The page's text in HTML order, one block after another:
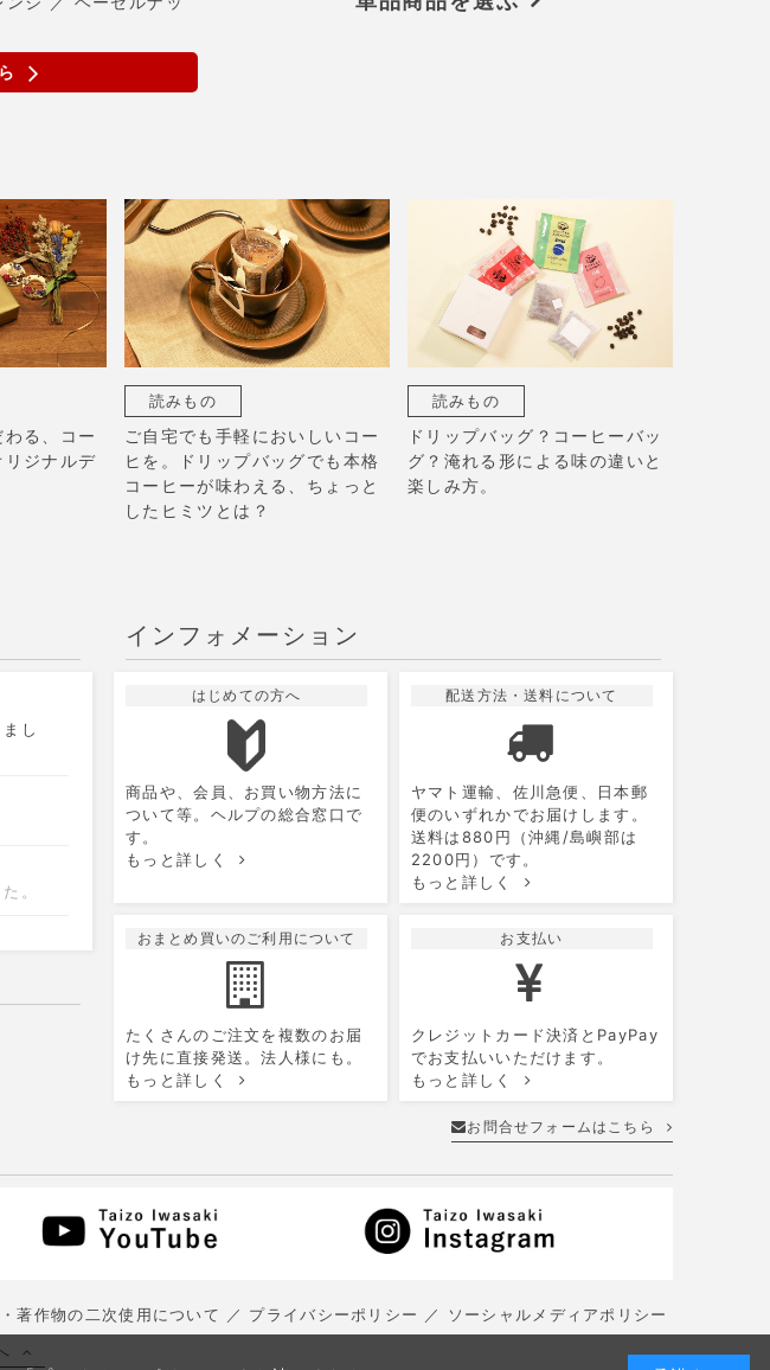
る、コー
リジナルデ
読みもの
ご自宅でも手軽においしいコー
ヒを。ドリップバッグでも本格
コーヒーが味わえる、ちょっと
したヒミツとは？
読みもの
ドリップバッグ？コーヒーバッ
グ？淹れる形による味の違いと
楽しみ方。
5
12
2026.11
月 金
1 2
3
8 9
10
15 16
18
19 20 23
24
26 30
し
。
インフォメーション
はじめての方へ
商品や、会員、お買い物方法に
ついて等。ヘルプの総合窓口で
す。
もっと詳しく
配送方法・送料について
ヤマト運輸、佐川急便、日本郵
便のいずれかでお届けします。
送料は880円（沖縄/島嶼部は
2200円）です。
もっと詳しく
おまとめ買いのご利用について
たくさんのご注文を複数のお届
け先に直接発送。法人様にも。
もっと詳しく
お支払い
クレジットカード決済とPayPay
でお支払いいただけます。
もっと詳しく
お問合せフォームはこちら
著作物の二次使用について プライバシーポリシー ソーシャルメディアポリシー